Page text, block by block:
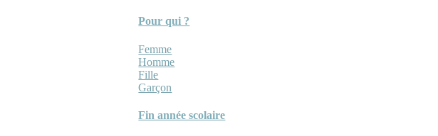
Pour qui ?
Femme
Homme
Fille
Garçon
Fin année scolaire